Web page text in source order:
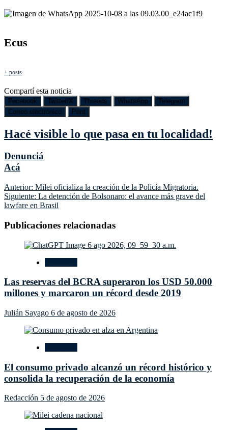
Ecus
+ posts
Compartí esta noticia
Facebook Twitter/X Threads WhatsApp
Telegram
Correo electrónico
Print
Hacé visible lo que pasa en tu localidad!
Denunciá
Acá
Navegación
de
Anterior: Milei oficializa la creación de la Policía Migratoria.
Siguiente: La detención de Bolsonaro: el avance más grave del
lawfare en Brasil
Publicaciones relacionadas
Las reservas del BCRA superaron los USD 50.000
millones y marcaron un récord desde 2019
Julián Sayago 6 de agosto de 2026
El consumo privado alcanzó un récord histórico y
consolida la recuperación de la economía
Redacción 5 de agosto de 2026